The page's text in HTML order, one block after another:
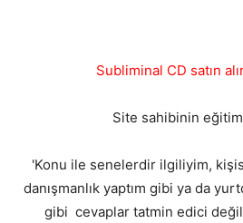
Subliminal CD satın
Site sahibinin
'Konu ile senelerdir ilgiliyim,
danışmanlık yaptım gibi ya da
gibi cevaplar tatmin edici